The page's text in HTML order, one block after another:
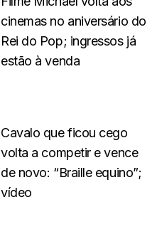
cinemas no aniversário do
Rei do Pop; ingressos já
estão à venda
Cavalo que ficou cego
volta a competir e vence
de novo: “Braille equino”;
vídeo